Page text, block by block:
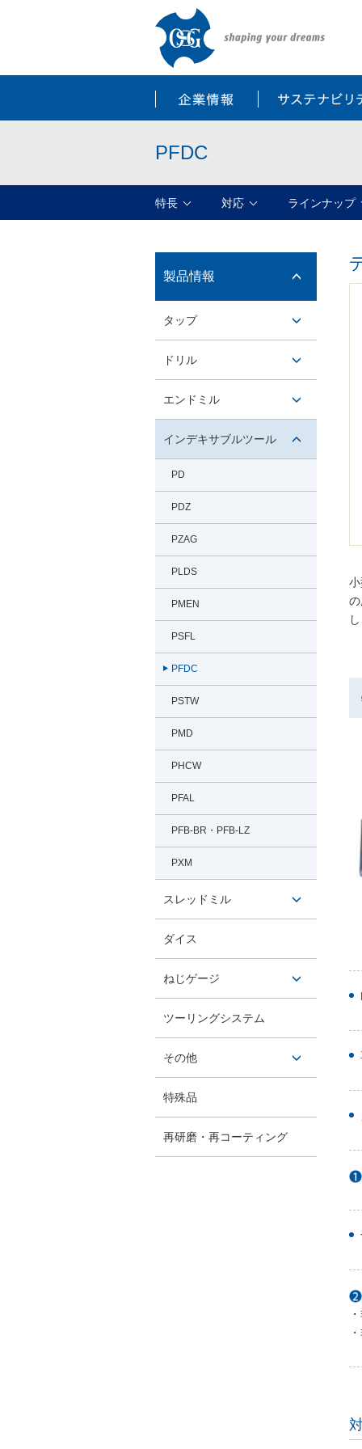
PFDC
特長 対応 ラインナップ
製品情報
タップ
ドリル
エンドミル
インデキサブルツール
PD
PDZ
PZAG
PLDS
PMEN
PSFL
PFDC
PSTW
PMD
PHCW
PFAL
PFB-BR・PFB-LZ
PXM
スレッドミル
ダイス
ねじゲージ
ツーリングシステム
その他
特殊品
再研磨・再コーティング